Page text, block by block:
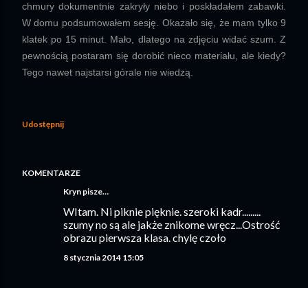
chmury dokumentnie zakryły niebo i poskładałem zabawki.
W domu podsumowałem sesję. Okazało się, że mam tylko 9
klatek po 15 minut. Mało, dlatego na zdjęciu widać szum. Z
pewnością postaram się dorobić nieco materiału, ale kiedy?
Tego nawet najstarsi górale nie wiedzą.
Udostępnij
KOMENTARZE
Kryn pisze…
WItam. Ni piknie pięknie. szeroki kadr.........
szumy no są ale jakże znikome wręcz...Ostrość
obrazu pierwsza klasa. chylę czoło
8 stycznia 2014 15:05